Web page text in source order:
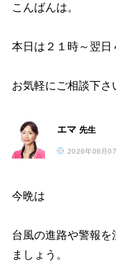
こんばんは。
本日は２１時～翌日
お気軽にご相談下さ
エマ 先生
2026年08月
今晩は
台風の進路や警報を
ましょう。